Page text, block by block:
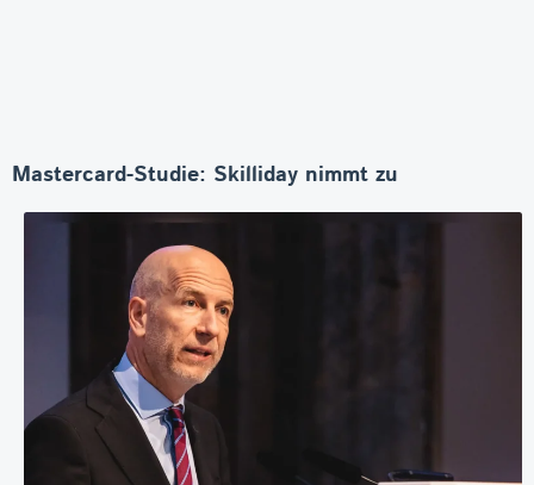
Mastercard-Studie: Skilliday nimmt zu